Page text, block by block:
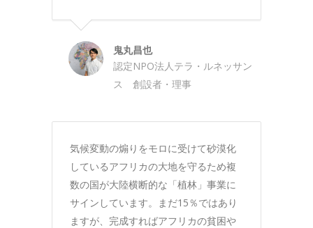
鬼丸昌也
認定NPO法人テラ・ルネッサン
ス 創設者・理事
気候変動の煽りをモロに受けて砂漠化
しているアフリカの大地を守るため複
数の国が大陸横断的な「植林」事業に
サインしています。まだ15％ではあり
ますが、完成すればアフリカの貧困や